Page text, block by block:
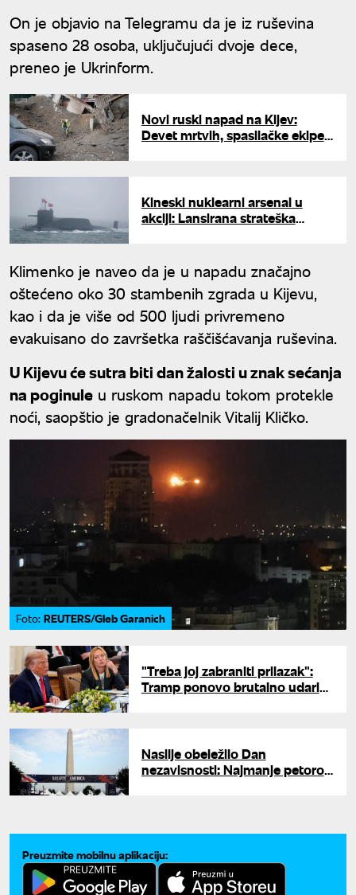
On je objavio na Telegramu da je iz ruševina
spaseno 28 osoba, uključujući dvoje dece,
preneo je Ukrinform.
Novi ruski napad na Kijev:
Devet mrtvih, spasilačke ekipe
Kineski nuklearni arsenal u
akciji: Lansirana strateška
Klimenko je naveo da je u napadu značajno
oštećeno oko 30 stambenih zgrada u Kijevu,
kao i da je više od 500 ljudi privremeno
evakuisano do završetka raščišćavanja ruševina.
U Kijevu će sutra biti dan žalosti u znak sećanja
na poginule u ruskom napadu tokom protekle
noći, saopštio je gradonačelnik Vitalij Kličko.
Foto: REUTERS/Gleb Garanich
"Treba joj zabraniti prilazak":
Tramp ponovo brutalno udario
Nasilje obeležilo Dan
nezavisnosti: Najmanje petoro
Preuzmite mobilnu aplikaciju: